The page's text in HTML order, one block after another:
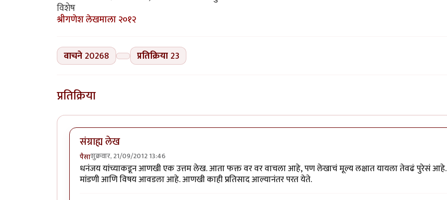
विशेष
श्रीगणेश लेखमाला २०१२
वाचने 20268 प्रतिक्रिया 23
प्रतिक्रिया
संग्राह्य लेख
पैसाशुक्रवार, 21/09/2012 13:46
धनंजय यांच्याकडून आणखी एक उत्तम लेख. आता फक्त वर वर वाचला आहे, पण लेखाचं मूल्य लक्षात यायला तेवढं पुरेसं आहे.
मांडणी आणि विषय आवडला आहे. आणखी काही प्रतिसाद आल्यानंतर परत येते.